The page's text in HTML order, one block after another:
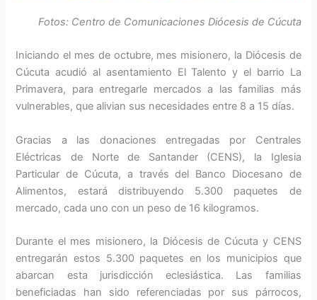
Fotos: Centro de Comunicaciones Diócesis de Cúcuta
Iniciando el mes de octubre, mes misionero, la Diócesis de
Cúcuta acudió al asentamiento El Talento y el barrio La
Primavera, para entregarle mercados a las familias más
vulnerables, que alivian sus necesidades entre 8 a 15 días.
Gracias a las donaciones entregadas por Centrales
Eléctricas de Norte de Santander (CENS), la Iglesia
Particular de Cúcuta, a través del Banco Diocesano de
Alimentos, estará distribuyendo 5.300 paquetes de
mercado, cada uno con un peso de 16 kilogramos.
Durante el mes misionero, la Diócesis de Cúcuta y CENS
entregarán estos 5.300 paquetes en los municipios que
abarcan esta jurisdicción eclesiástica. Las familias
beneficiadas han sido referenciadas por sus párrocos,